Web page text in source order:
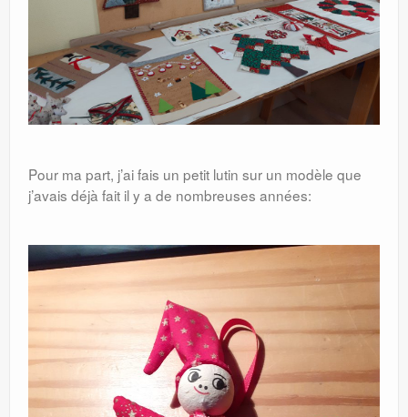
Pour ma part, j’ai fais un petit lutin sur un modèle que
j’avais déjà fait il y a de nombreuses années: